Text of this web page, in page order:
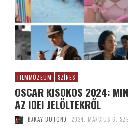
FILMMÚZEUM SZÍNES
OSCAR KISOKOS 2024:
AZ IDEI JELÖLTEKRŐL
BAKAY BOTOND 2024. MÁRCIUS 6.